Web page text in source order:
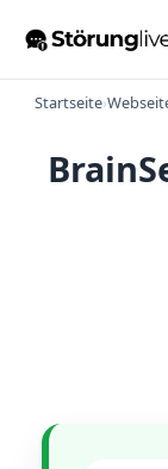
Startseite›